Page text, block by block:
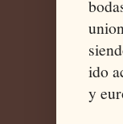
ido
y